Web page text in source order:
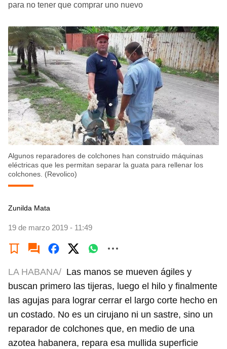
para no tener que comprar uno nuevo
Algunos reparadores de colchones han construido máquinas
eléctricas que les permitan separar la guata para rellenar los
colchones. (Revolico)
Zunilda Mata
19 de marzo 2019 - 11:49
LA HABANA/ Las manos se mueven ágiles y
buscan primero las tijeras, luego el hilo y finalmente
las agujas para lograr cerrar el largo corte hecho en
un costado. No es un cirujano ni un sastre, sino un
reparador de colchones que, en medio de una
azotea habanera, repara esa mullida superficie